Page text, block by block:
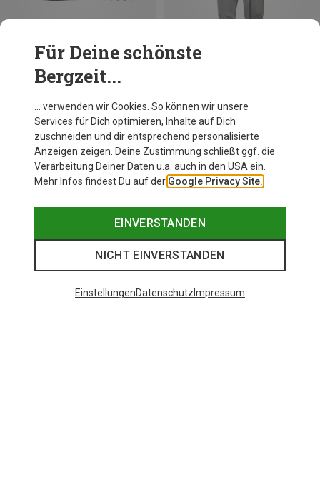
Du sparst 16%
Für Deine schönste
Bergzeit...
… verwenden wir Cookies. So können wir unsere
Services für Dich optimieren, Inhalte auf Dich
zuschneiden und dir entsprechend personalisierte
Anzeigen zeigen. Deine Zustimmung schließt ggf. die
Verarbeitung Deiner Daten u.a. auch in den USA ein.
Mehr Infos findest Du auf der Google Privacy Site.
EINVERSTANDEN
NICHT EINVERSTANDEN
EinstellungenDatenschutz Impressum